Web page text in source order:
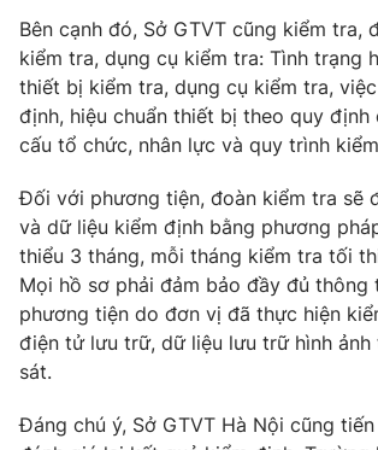
Hitech Công nghệ tương lai
Sản phẩm
Thị trường
Giao lưu trực tuyến
Lịch phát sóng
Chuyên mục khác
Emagazine Podcast
Photo
Bên cạnh đó, Sở GTVT cũng kiểm tra,
kiểm tra, dụng cụ kiểm tra: Tình trạng
thiết bị kiểm tra, dụng cụ kiểm tra,
định, hiệu chuẩn thiết bị theo quy định
cấu tổ chức, nhân lực và quy trình
Đối với phương tiện, đoàn kiểm tra sẽ
và dữ liệu kiểm định bằng phương
thiểu 3 tháng, mỗi tháng kiểm tra tối
Mọi hồ sơ phải đảm bảo đầy đủ thông
phương tiện do đơn vị đã thực hiện
điện tử lưu trữ, dữ liệu lưu trữ hình ảnh
sát.
Đáng chú ý, Sở GTVT Hà Nội cũng